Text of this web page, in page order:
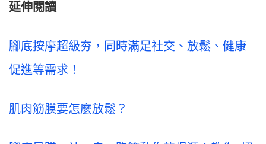
延伸閱讀
腳底按摩超級夯，同時滿足社交、放鬆、健康
促進等需求！
肌肉筋膜要怎麼放鬆？